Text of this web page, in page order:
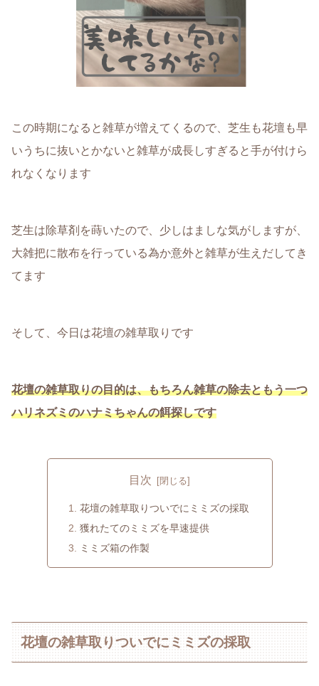
この時期になると雑草が増えてくるので、芝生も花壇も早
いうちに抜いとかないと雑草が成長しすぎると手が付けら
れなくなります
芝生は除草剤を蒔いたので、少しはましな気がしますが、
大雑把に散布を行っている為か意外と雑草が生えだしてき
てます
そして、今日は花壇の雑草取りです
花壇の雑草取りの目的は、もちろん雑草の除去ともう一つ
ハリネズミのハナミちゃんの餌探しです
目次
花壇の雑草取りついでにミミズの採取
獲れたてのミミズを早速提供
ミミズ箱の作製
花壇の雑草取りついでにミミズの採取